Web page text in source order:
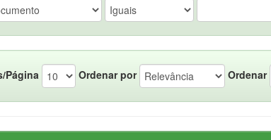
Página Ordenar por Ordenar